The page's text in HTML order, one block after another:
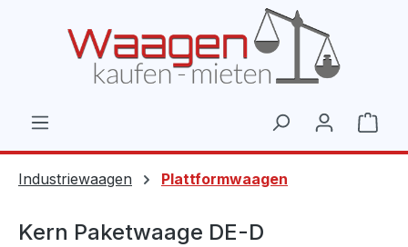
Industriewaagen Plattformwaagen
Kern Paketwaage DE-D